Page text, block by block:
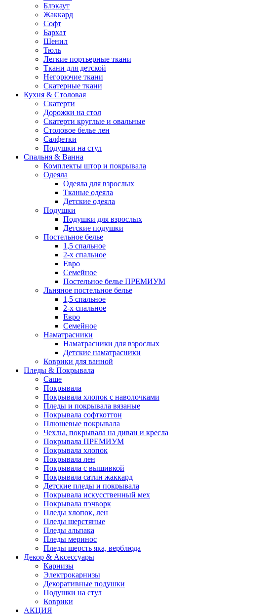
Блэкаут
Жаккард
Софт
Бархат
Шенил
Тюль
Легкие портьерные ткани
Ткани для детской
Негорючие ткани
Скатерные ткани
Кухня & Столовая
Скатерти
Дорожки на стол
Скатерти круглые и овальные
Столовое белье лен
Салфетки
Подушки на стул
Спальня & Ванна
Комплекты штор и покрывала
Одеяла
Одеяла для взрослых
Тканые одеяла
Детские одеяла
Подушки
Подушки для взрослых
Детские подушки
Постельное белье
1,5 спальное
2-х спальное
Евро
Семейное
Постельное белье ПРЕМИУМ
Льняное постельное белье
1,5 спальное
2-х спальное
Евро
Семейное
Наматрасники
Наматрасники для взрослых
Детские наматрасники
Коврики для ванной
Пледы & Покрывала
Саше
Покрывала
Покрывала хлопок с наволочками
Пледы и покрывала вязаные
Покрывала софткоттон
Плюшевые покрывала
Чехлы, покрывала на диван и кресла
Покрывала ПРЕМИУМ
Покрывала хлопок
Покрывала лен
Покрывала с вышивкой
Покрывала сатин жаккард
Детские пледы и покрывала
Покрывала искусственный мех
Покрывала пэчворк
Пледы хлопок, лен
Пледы шерстяные
Пледы альпака
Пледы меринос
Пледы шерсть яка, верблюда
Декор & Аксессуары
Карнизы
Электрокарнизы
Декоративные подушки
Подушки на стул
Коврики
АКЦИЯ